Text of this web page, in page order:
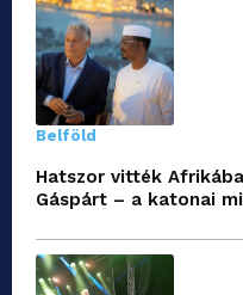
Belföld
Hatszor vitték
Gáspárt – a katonai